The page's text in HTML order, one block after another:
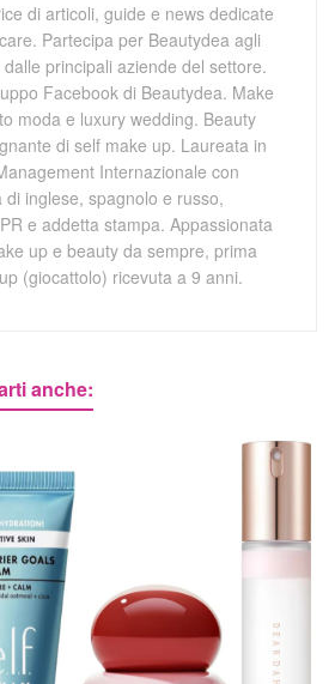
di articoli, guide e news dedicate
Partecipa per Beautydea agli
principali aziende del settore.
Facebook di Beautydea. Make
moda e luxury wedding. Beauty
di self make up. Laureata in
Internazionale con
di inglese, spagnolo e russo,
e addetta stampa. Appassionata
up e beauty da sempre, prima
(giocattolo) ricevuta a 9 anni.
anche: